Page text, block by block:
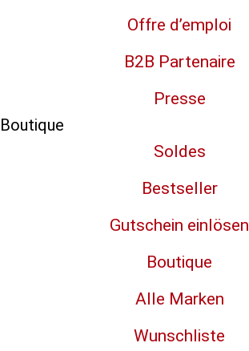
Offre d’emploi
B2B Partenaire
Presse
Boutique
Soldes
Bestseller
Gutschein einlösen
Boutique
Alle Marken
Wunschliste